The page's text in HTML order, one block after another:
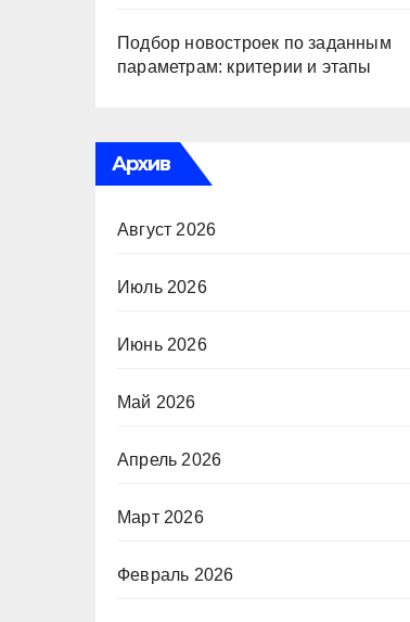
Подбор новостроек по заданным
параметрам: критерии и этапы
Архив
Август 2026
Июль 2026
Июнь 2026
Май 2026
Апрель 2026
Март 2026
Февраль 2026